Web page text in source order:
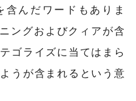
んだワードもありま
ングおよびクィアが含
ゴライズに当てはまら
うが含まれるという意